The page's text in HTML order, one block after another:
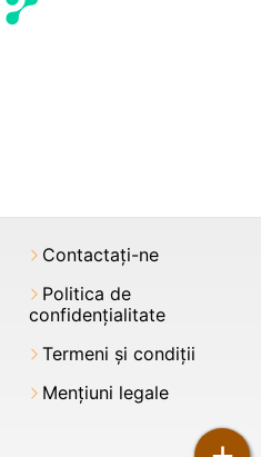
Contactați-ne
Politica de
confidențialitate
Termeni şi condiții
Mențiuni legale